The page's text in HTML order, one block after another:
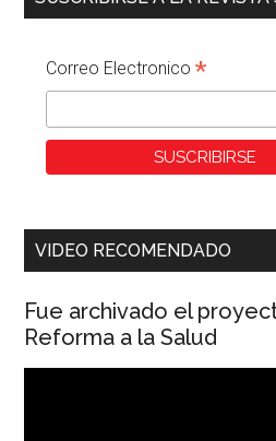
Correo Electronico*
VIDEO RECOMENDADO
Fue archivado el
Reforma a la Salud